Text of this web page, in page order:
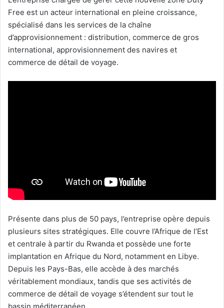
Free est un acteur international en pleine croissance,
spécialisé dans les services de la chaîne
d’approvisionnement : distribution, commerce de gros
international, approvisionnement des navires et
commerce de détail de voyage.
Présente dans plus de 50 pays, l’entreprise opère depuis
plusieurs sites stratégiques. Elle couvre l’Afrique de l’Est
et centrale à partir du Rwanda et possède une forte
implantation en Afrique du Nord, notamment en Libye.
Depuis les Pays-Bas, elle accède à des marchés
véritablement mondiaux, tandis que ses activités de
commerce de détail de voyage s’étendent sur tout le